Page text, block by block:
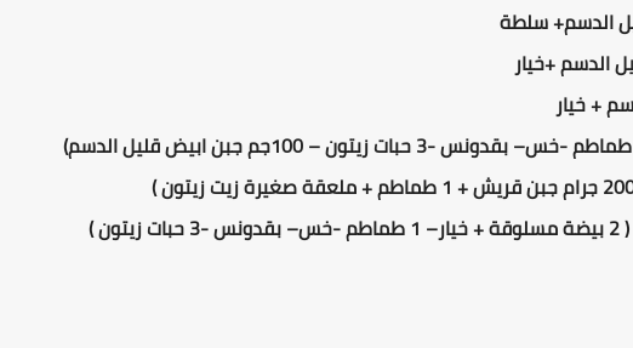
الدسم +خيار
-خس– بقدونس -3حبات زيتون –100جم جبن ابيض قليل الدسم)
جرام جبن قريش + 1 طماطم + ملعقة صغيرة زيت زيتون )
– 1 طماطم -خس– بقدونس -3حبات زيتون)